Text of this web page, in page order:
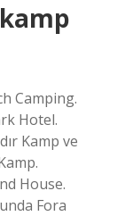
Camping.
Hotel.
Kamp ve
House.
Fora